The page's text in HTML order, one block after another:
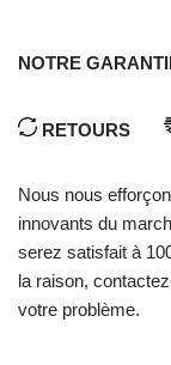
NOTRE
RETOURS
Nous nous
innovants du
serez satisfait à
la raison,
votre problème.